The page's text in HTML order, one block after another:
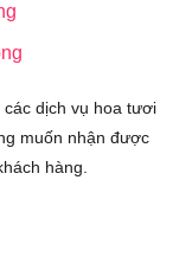
dịch vụ hoa tươi
muốn nhận được
hàng.